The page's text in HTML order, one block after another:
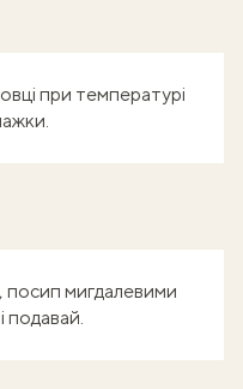
при температурі
посип мигдалевими
подавай.